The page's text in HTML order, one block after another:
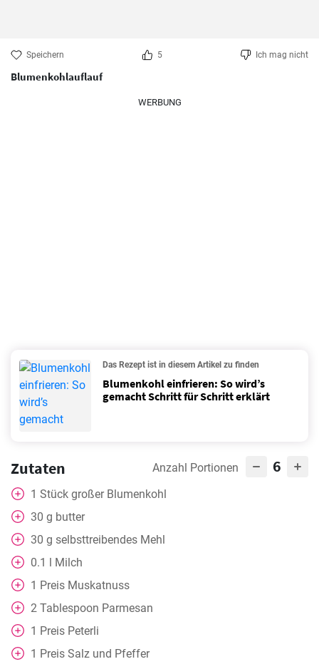
Speichern 5 Ich mag nicht
Blumenkohlauflauf
WERBUNG
Das Rezept ist in diesem Artikel zu finden
Blumenkohl einfrieren: So wird’s
gemacht Schritt für Schritt erklärt
Zutaten Anzahl Portionen 6
1 Stück großer Blumenkohl
30 g butter
30 g selbsttreibendes Mehl
0.1 l Milch
1 Preis Muskatnuss
2 Tablespoon Parmesan
1 Preis Peterli
1 Preis Salz und Pfeffer